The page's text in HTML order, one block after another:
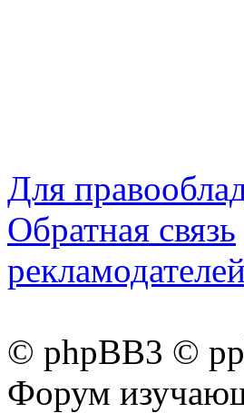
Для
Обратная связь
рекламодателей
© phpBB3 ©
Форум